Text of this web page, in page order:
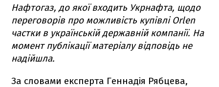
Нафтогаз, до якої входить Укрнафта, щодо
переговорів про можливість купівлі Orlen
частки в українській державній компанії. На
момент публікації матеріалу відповідь не
надійшла.
За словами експерта Геннадія Рябцева,